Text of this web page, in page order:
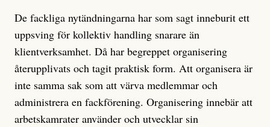
De fackliga nytändningarna har som sagt inneburit ett
uppsving för kollektiv handling snarare än
klientverksamhet. Då har begreppet organisering
återupplivats och tagit praktisk form. Att organisera är
inte samma sak som att värva medlemmar och
administrera en fackförening. Organisering innebär att
arbetskamrater använder och utvecklar sin